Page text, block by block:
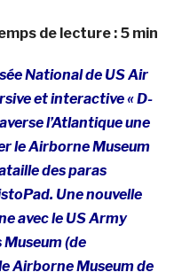
de lecture : 5 min
National de US Air
et interactive « D-
l’Atlantique une
le Airborne Museum
des paras
Une nouvelle
avec le US Army
(de
Airborne Museum de